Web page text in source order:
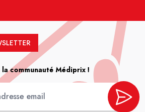
communauté Médiprix !